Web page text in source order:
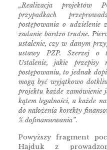
„Realizacja projektów
przypadkach
postępowania o udzielenie
zadanie bardzo trudne.
ustalenie, czy w danym
ustawy PZP. Szerzej
Ustalenie, jakie przepisy
postępowaniu, to jednak
mogą być wyjątkowo
projektu każde zamówienie
kątem legalności, a każde
do nałożenia korekty
% dofinansowania”.
Powyższy fragment
Hajduk z